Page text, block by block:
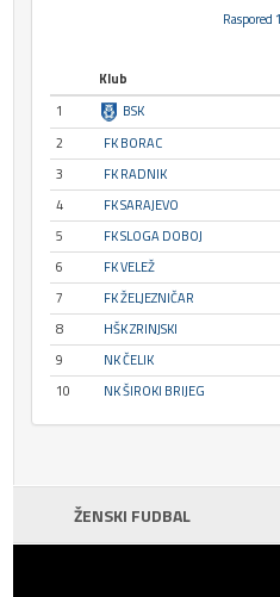
Raspored
Klub
1
BSK
2
FK BORAC
3
FK RADNIK
4
FK SARAJEVO
5
FK SLOGA DOBOJ
6
FK VELEŽ
7
FK ŽELJEZNIČAR
8
HŠK ZRINJSKI
9
NK ČELIK
10
NK ŠIROKI BRIJEG
ŽENSKI FUDBAL